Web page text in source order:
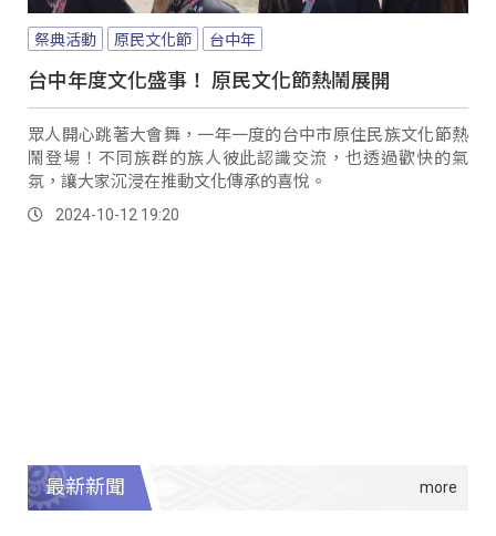
祭典活動 原民文化節 台中年
台中年度文化盛事！ 原民文化節熱鬧展開
眾人開心跳著大會舞，一年一度的台中市原住民族文化節熱
鬧登場！不同族群的族人彼此認識交流，也透過歡快的氣
氛，讓大家沉浸在推動文化傳承的喜悅。
2024-10-12 19:20
最新新聞